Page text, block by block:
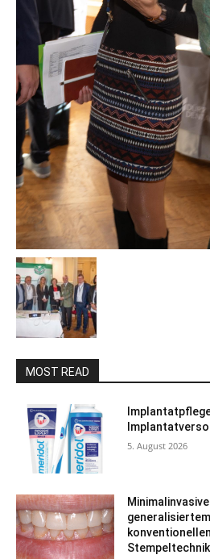
MOST READ
5. August 2026
Stempeltechnik